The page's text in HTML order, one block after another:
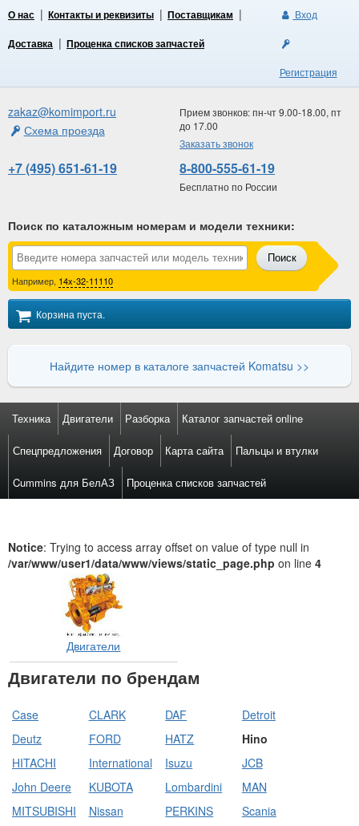
О нас Контакты и реквизиты
Поставщикам
Доставка
Проценка списков запчастей
Вход
Регистрация
zakaz@komimport.ru
Схема проезда
Прием звонков: пн-чт 9.00-18.00, пт
до 17.00
Заказать звонок
+7 (495) 651-61-19 8-800-555-61-19
Бесплатно по России
Поиск по каталожным номерам и модели техники:
Поиск
Например, 14x-32-11110
Корзина пуста.
Найдите номер в каталоге запчастей Komatsu >>
Техника Двигатели Разборка Каталог запчастей online
Спецпредложения Договор Карта сайта Пальцы и втулки
Cummins для БелАЗ Проценка списков запчастей
Notice: Trying to access array offset on value of type null in
/var/www/user1/data/www/views/static_page.php on line 4
Двигатели
Двигатели по брендам
Case CLARK DAF
Detroit
Deutz
FORD HATZ
Hino
HITACHI
International Isuzu
JCB
John Deere
KUBOTA Lombardini
MAN
MITSUBISHI
Nissan PERKINS
Scania